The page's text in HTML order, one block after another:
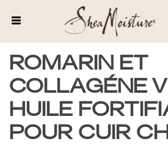
ROMARIN ET
COLLAGÉNE
HUILE
POUR CUIR